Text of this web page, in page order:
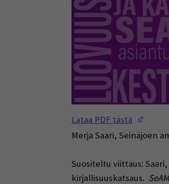
Lataa PDF tästä
Merja Saari, Seinäjoen
Suositeltu viittaus:
kirjallisuuskatsaus.